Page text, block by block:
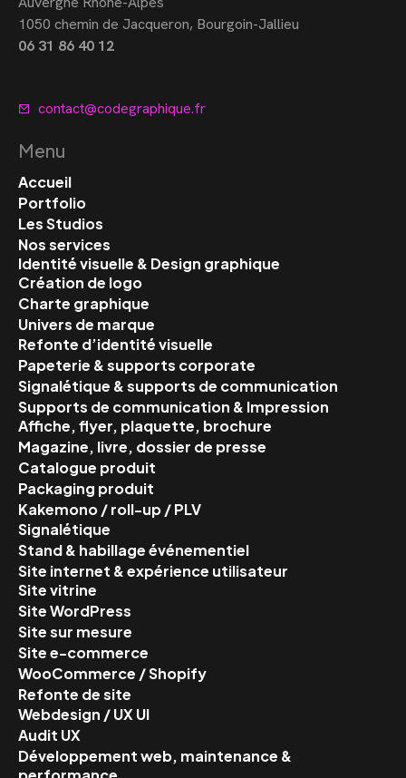
1050 chemin de Jacqueron, Bourgoin-Jallieu
06 31 86 40 12
contact@codegraphique.fr
Menu
Accueil
Portfolio
Les Studios
Nos services
Identité visuelle & Design graphique
Création de logo
Charte graphique
Univers de marque
Refonte d’identité visuelle
Papeterie & supports corporate
Signalétique & supports de communication
Supports de communication & Impression
Affiche, flyer, plaquette, brochure
Magazine, livre, dossier de presse
Catalogue produit
Packaging produit
Kakemono / roll-up / PLV
Signalétique
Stand & habillage événementiel
Site internet & expérience utilisateur
Site vitrine
Site WordPress
Site sur mesure
Site e-commerce
WooCommerce / Shopify
Refonte de site
Webdesign / UX UI
Audit UX
Développement web, maintenance &